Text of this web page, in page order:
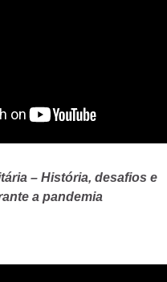
– História, desafios e
a pandemia